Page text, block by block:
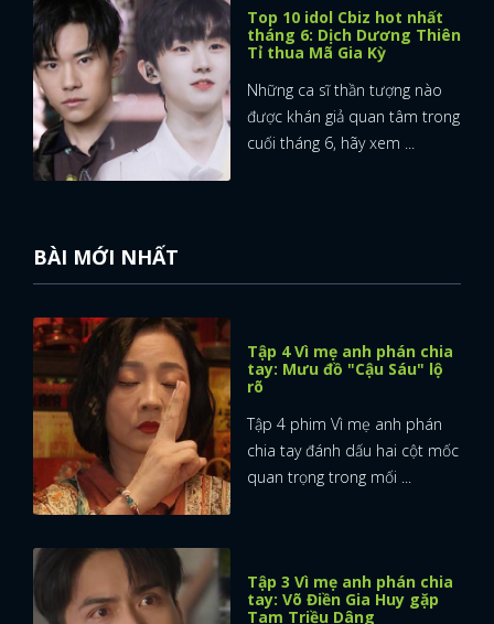
Top 10 idol Cbiz hot nhất
tháng 6: Dịch Dương Thiên
Tỉ thua Mã Gia Kỳ
Những ca sĩ thần tượng nào
được khán giả quan tâm trong
cuối tháng 6, hãy xem ...
BÀI MỚI NHẤT
Tập 4 Vì mẹ anh phán chia
tay: Mưu đồ "Cậu Sáu" lộ
rõ
Tập 4 phim Vì mẹ anh phán
chia tay đánh dấu hai cột mốc
quan trọng trong mối ...
Tập 3 Vì mẹ anh phán chia
tay: Võ Điền Gia Huy gặp
Tam Triều Dâng